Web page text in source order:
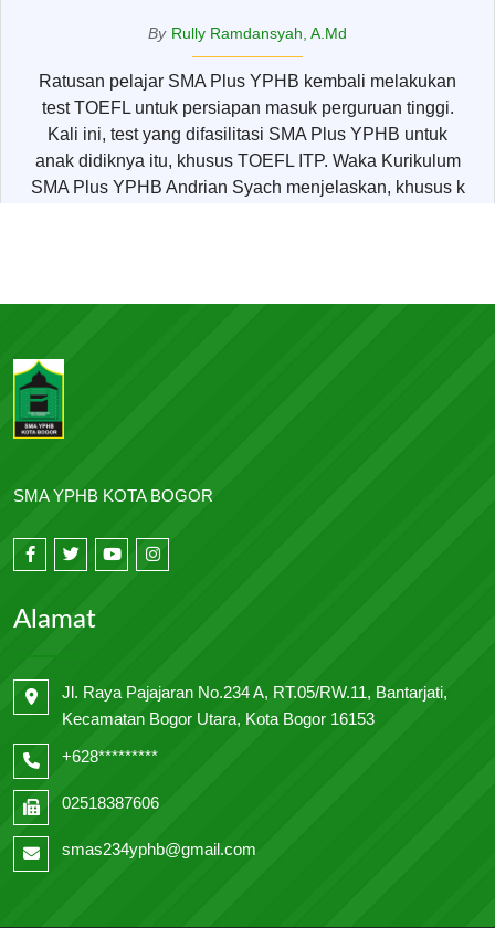
By Rully Ramdansyah, A.Md
Ratusan pelajar SMA Plus YPHB kembali melakukan
test TOEFL untuk persiapan masuk perguruan tinggi.
Kali ini, test yang difasilitasi SMA Plus YPHB untuk
anak didiknya itu, khusus TOEFL ITP. Waka Kurikulum
SMA Plus YPHB Andrian Syach menjelaskan, khusus k
SMA YPHB KOTA BOGOR
Alamat
Jl. Raya Pajajaran No.234 A, RT.05/RW.11, Bantarjati,
Kecamatan Bogor Utara, Kota Bogor 16153
+628*********
02518387606
smas234yphb@gmail.com